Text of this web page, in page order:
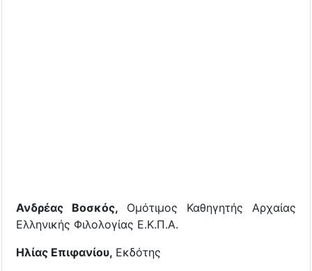
Ανδρέας Βοσκός, Ομότιμος Καθηγητής Αρχαίας
Ελληνικής Φιλολογίας Ε.Κ.Π.Α.
Ηλίας Επιφανίου, Εκδότης